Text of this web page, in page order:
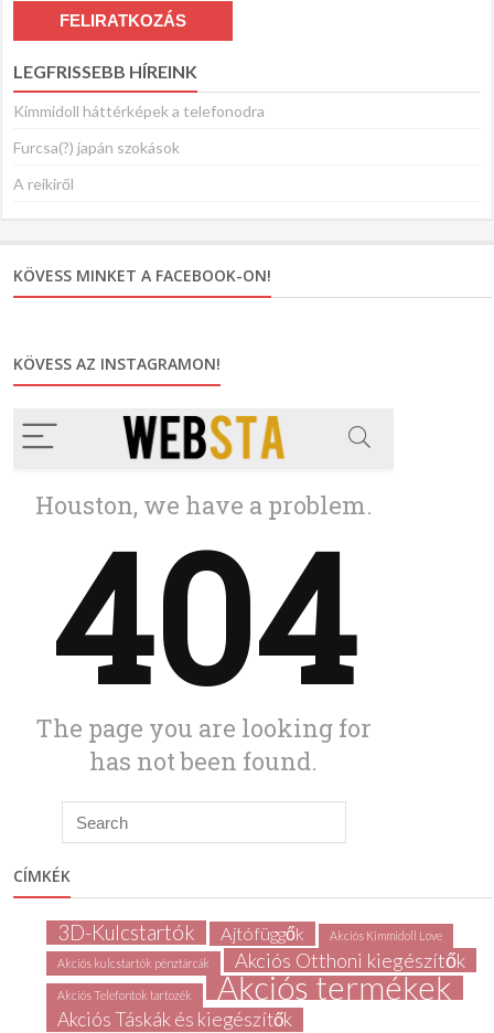
LEGFRISSEBB HÍREINK
Kimmidoll háttérképek a telefonodra
Furcsa(?) japán szokások
A reikiről
KÖVESS MINKET A FACEBOOK-ON!
KÖVESS AZ INSTAGRAMON!
CÍMKÉK
3D-Kulcstartók Ajtófüggők
Akciós Kimmidoll Love
Akciós kulcstartók pénztárcák
Akciós Otthoni kiegészítők
Akciós Telefontok tartozék Akciós termékek
Akciós Táskák és kiegészítők